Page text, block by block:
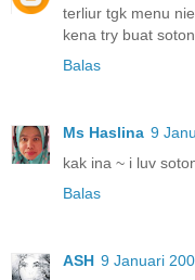
terliur tgk menu
kena try buat
Balas
Ms Haslina 9
kak ina ~ i luv
Balas
ASH 9 Januari